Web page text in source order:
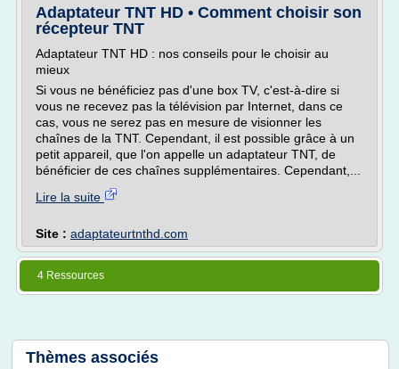
Adaptateur TNT HD • Comment choisir son
récepteur TNT
Adaptateur TNT HD : nos conseils pour le choisir au
mieux
Si vous ne bénéficiez pas d'une box TV, c'est-à-dire si
vous ne recevez pas la télévision par Internet, dans ce
cas, vous ne serez pas en mesure de visionner les
chaînes de la TNT. Cependant, il est possible grâce à un
petit appareil, que l'on appelle un adaptateur TNT, de
bénéficier de ces chaînes supplémentaires. Cependant,...
Lire la suite
Site : adaptateurtnthd.com
4 Ressources
Thèmes associés